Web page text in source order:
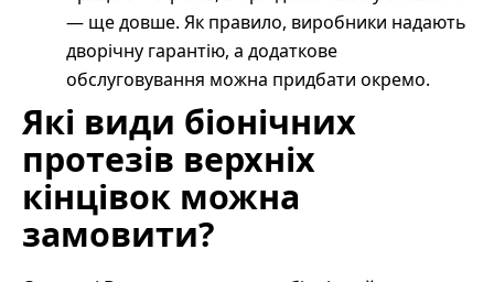
— ще довше. Як правило, виробники надають
дворічну гарантію, а додаткове
обслуговування можна придбати окремо.
Які види біонічних
протезів верхніх
кінцівок можна
замовити?